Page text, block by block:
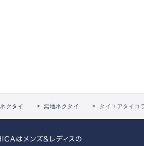
ネクタイ 無地ネクタイ タイユアタイコ